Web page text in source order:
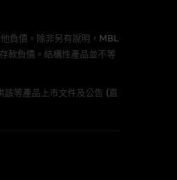
負債。除非另有說明，MBL
款負債。結構性產品並不等
等產品上市文件及公告 (直